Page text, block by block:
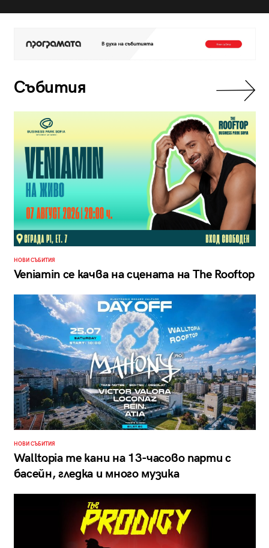
Събития
НОВИ СЪБИТИЯ
Veniamin се качва на сцената на The Rooftop
НОВИ СЪБИТИЯ
Walltopia те кани на 13-часово парти с
басейн, гледка и много музика